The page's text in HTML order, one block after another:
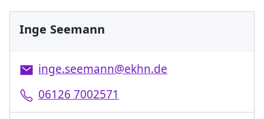
Inge Seemann
inge.seemann@ekhn.de
06126 7002571